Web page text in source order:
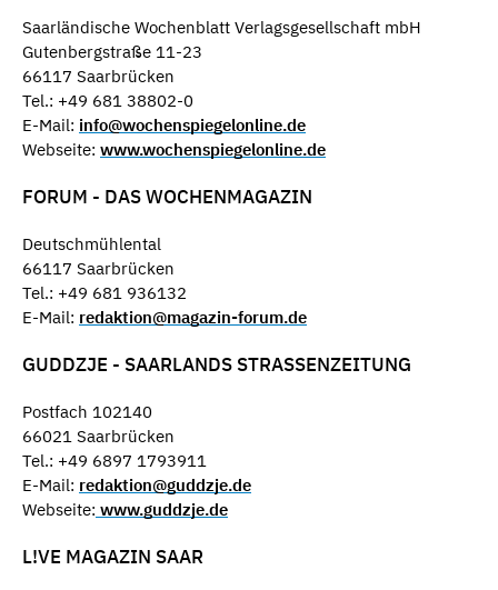
Saarländische Wochenblatt Verlagsgesellschaft mbH
Gutenbergstraße 11-23
66117 Saarbrücken
Tel.: +49 681 38802-0
E-Mail: info@wochenspiegelonline.de
Webseite: www.wochenspiegelonline.de
FORUM - DAS WOCHENMAGAZIN
Deutschmühlental
66117 Saarbrücken
Tel.: +49 681 936132
E-Mail: redaktion@magazin-forum.de
GUDDZJE - SAARLANDS STRASSENZEITUNG
Postfach 102140
66021 Saarbrücken
Tel.: +49 6897 1793911
E-Mail: redaktion@guddzje.de
Webseite: www.guddzje.de
L!VE MAGAZIN SAAR